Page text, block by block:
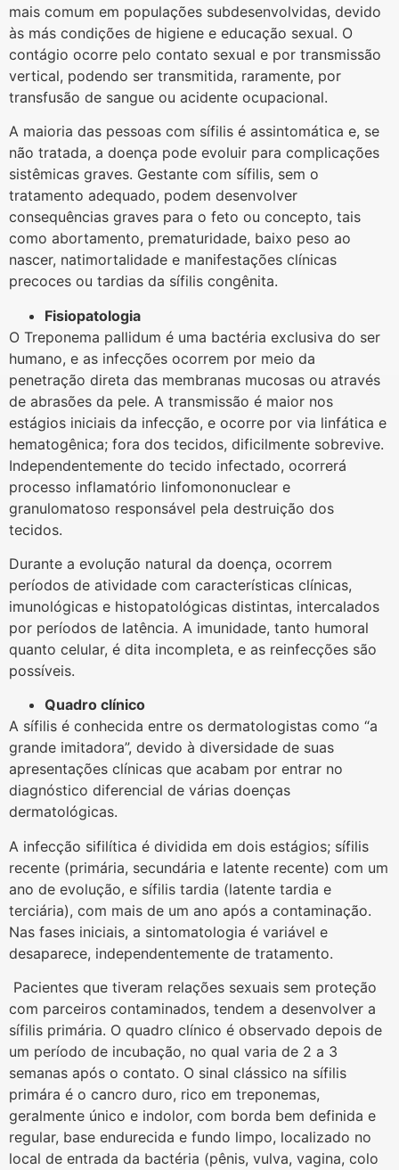
mais comum em populações subdesenvolvidas, devido
às más condições de higiene e educação sexual. O
contágio ocorre pelo contato sexual e por transmissão
vertical, podendo ser transmitida, raramente, por
transfusão de sangue ou acidente ocupacional.
A maioria das pessoas com sífilis é assintomática e, se
não tratada, a doença pode evoluir para complicações
sistêmicas graves. Gestante com sífilis, sem o
tratamento adequado, podem desenvolver
consequências graves para o feto ou concepto, tais
como abortamento, prematuridade, baixo peso ao
nascer, natimortalidade e manifestações clínicas
precoces ou tardias da sífilis congênita.
Fisiopatologia
O Treponema pallidum é uma bactéria exclusiva do ser
humano, e as infecções ocorrem por meio da
penetração direta das membranas mucosas ou através
de abrasões da pele. A transmissão é maior nos
estágios iniciais da infecção, e ocorre por via linfática e
hematogênica; fora dos tecidos, dificilmente sobrevive.
Independentemente do tecido infectado, ocorrerá
processo inflamatório linfomononuclear e
granulomatoso responsável pela destruição dos
tecidos.
Durante a evolução natural da doença, ocorrem
períodos de atividade com características clínicas,
imunológicas e histopatológicas distintas, intercalados
por períodos de latência. A imunidade, tanto humoral
quanto celular, é dita incompleta, e as reinfecções são
possíveis.
Quadro clínico
A sífilis é conhecida entre os dermatologistas como “a
grande imitadora”, devido à diversidade de suas
apresentações clínicas que acabam por entrar no
diagnóstico diferencial de várias doenças
dermatológicas.
A infecção sifilítica é dividida em dois estágios; sífilis
recente (primária, secundária e latente recente) com um
ano de evolução, e sífilis tardia (latente tardia e
terciária), com mais de um ano após a contaminação.
Nas fases iniciais, a sintomatologia é variável e
desaparece, independentemente de tratamento.
Pacientes que tiveram relações sexuais sem proteção
com parceiros contaminados, tendem a desenvolver a
sífilis primária. O quadro clínico é observado depois de
um período de incubação, no qual varia de 2 a 3
semanas após o contato. O sinal clássico na sífilis
primára é o cancro duro, rico em treponemas,
geralmente único e indolor, com borda bem definida e
regular, base endurecida e fundo limpo, localizado no
local de entrada da bactéria (pênis, vulva, vagina, colo